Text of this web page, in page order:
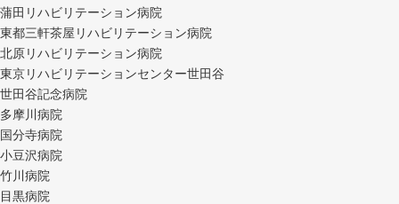
蒲田リハビリテーション病院
東都三軒茶屋リハビリテーション病院
北原リハビリテーション病院
東京リハビリテーションセンター世田谷
世田谷記念病院
多摩川病院
国分寺病院
小豆沢病院
竹川病院
目黒病院